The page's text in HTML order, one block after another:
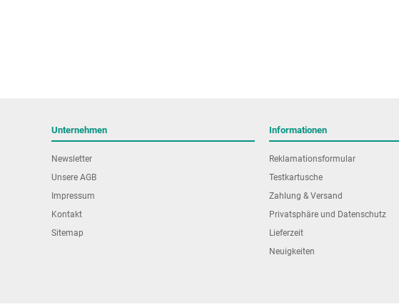
Unternehmen
Newsletter
Unsere AGB
Impressum
Kontakt
Sitemap
Informationen
Reklamationsformular
Testkartusche
Zahlung & Versand
Privatsphäre und Datenschutz
Lieferzeit
Neuigkeiten